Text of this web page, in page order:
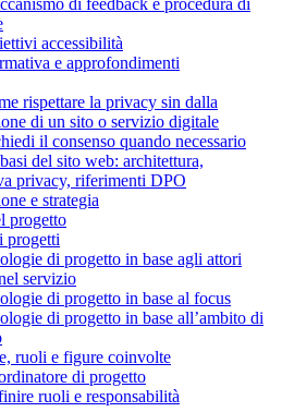
di feedback e procedura di
accessibilità
e approfondimenti
rispettare la privacy sin dalla
di un sito o servizio digitale
il consenso quando necessario
del sito web: architettura,
privacy, riferimenti DPO
e strategia
progetto
progetti
di progetto in base agli attori
servizio
di progetto in base al focus
di progetto in base all’ambito di
ruoli e figure coinvolte
di progetto
ruoli e responsabilità